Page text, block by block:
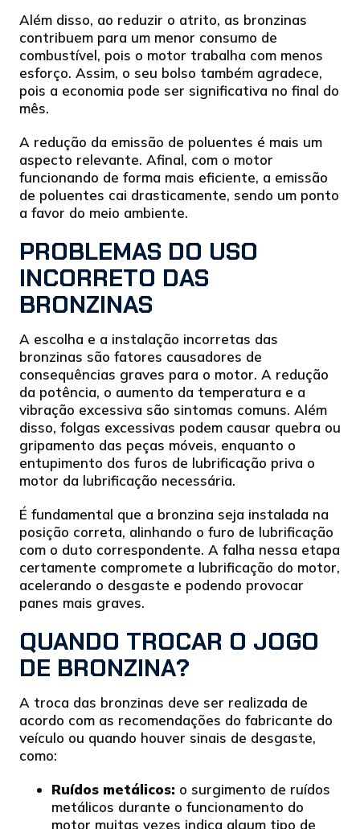
Além disso, ao reduzir o atrito, as bronzinas
contribuem para um menor consumo de
combustível, pois o motor trabalha com menos
esforço. Assim, o seu bolso também agradece,
pois a economia pode ser significativa no final do
mês.
A redução da emissão de poluentes é mais um
aspecto relevante. Afinal, com o motor
funcionando de forma mais eficiente, a emissão
de poluentes cai drasticamente, sendo um ponto
a favor do meio ambiente.
PROBLEMAS DO USO
INCORRETO DAS
BRONZINAS
A escolha e a instalação incorretas das
bronzinas são fatores causadores de
consequências graves para o motor. A redução
da potência, o aumento da temperatura e a
vibração excessiva são sintomas comuns. Além
disso, folgas excessivas podem causar quebra ou
gripamento das peças móveis, enquanto o
entupimento dos furos de lubrificação priva o
motor da lubrificação necessária.
É fundamental que a bronzina seja instalada na
posição correta, alinhando o furo de lubrificação
com o duto correspondente. A falha nessa etapa
certamente compromete a lubrificação do motor,
acelerando o desgaste e podendo provocar
panes mais graves.
QUANDO TROCAR O JOGO
DE BRONZINA?
A troca das bronzinas deve ser realizada de
acordo com as recomendações do fabricante do
veículo ou quando houver sinais de desgaste,
como:
Ruídos metálicos: o surgimento de ruídos
metálicos durante o funcionamento do
motor muitas vezes indica algum tipo de